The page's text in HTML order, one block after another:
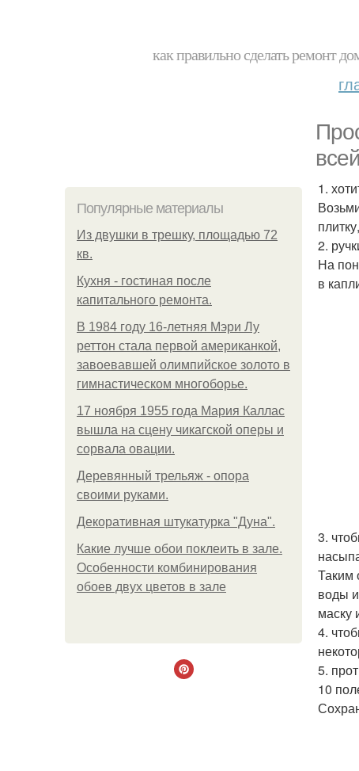
как правильно сделать ремонт
Популярные материалы
Из двушки в трешку, площадью 72
кв.
Кухня - гостиная после
капитального ремонта.
В 1984 году 16-летняя Мэри Лу
реттон стала первой американкой,
завоевавшей олимпийское золото в
гимнастическом многоборье.
17 ноября 1955 года Мария Каллас
вышла на сцену чикагской оперы и
сорвала овации.
Деревянный трельяж - опора
своими руками.
Декоративная штукатурка "Дуна".
Какие лучше обои поклеить в зале.
Особенности комбинирования
обоев двух цветов в зале
1.
2.
На
в
3.
Таким
воды
маску
4.
5.
10